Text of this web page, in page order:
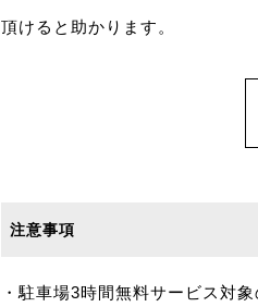
頂けると助かります。
注意事項
・駐車場3時間無料サービス対象